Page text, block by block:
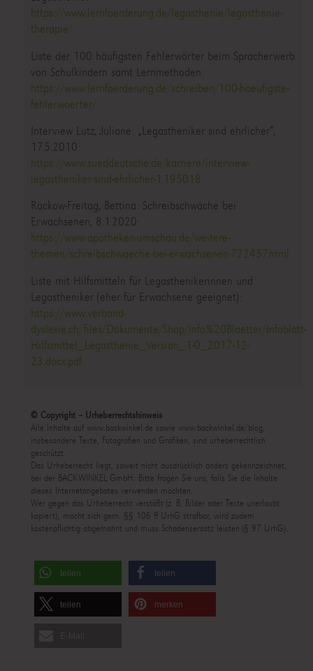
https://www.lernfoerderung.de/legasthenie/legasthenie-
therapie/
Liste der 100 häufigsten Fehlerwörter beim Spracherwerb
von Schulkindern samt Lernmethoden:
https://www.lernfoerderung.de/schreiben/100-haeufigste-
fehlerwoerter/
Interview Lutz, Juliane: „Legastheniker sind ehrlicher“,
17.5.2010:
https://www.sueddeutsche.de/karriere/interview-
legastheniker-sind-ehrlicher-1.195018
Rackow-Freitag, Bettina: Schreibschwäche bei
Erwachsenen, 8.1.2020:
https://www.apotheken-umschau.de/weitere-
themen/schreibschwaeche-bei-erwachsenen-722457.html
Liste mit Hilfsmitteln für Legasthenikerinnen und
Legastheniker (eher für Erwachsene geeignet):
https://www.verband-
dyslexie.ch/files/Dokumente/Shop/Info%20Blaetter/Infoblatt-
Hilfsmittel_Legasthenie_Version_1-0_2017-12-
23.docx.pdf
© Copyright – Urheberrechtshinweis
Alle Inhalte auf www.backwinkel.de sowie www.backwinkel.de/blog,
insbesondere Texte, Fotografien und Grafiken, sind urheberrechtlich
geschützt.
Das Urheberrecht liegt, soweit nicht ausdrücklich anders gekennzeichnet,
bei der BACKWINKEL GmbH. Bitte fragen Sie uns, falls Sie die Inhalte
dieses Internetangebotes verwenden möchten.
Wer gegen das Urheberrecht verstößt (z. B. Bilder oder Texte unerlaubt
kopiert), macht sich gem. §§ 106 ff UrhG strafbar, wird zudem
kostenpflichtig abgemahnt und muss Schadensersatz leisten (§ 97 UrhG).
teilen teilen
teilen merken